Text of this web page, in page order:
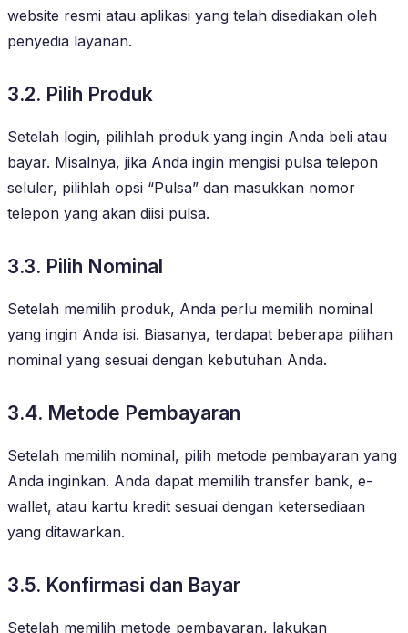
website resmi atau aplikasi yang telah disediakan oleh
penyedia layanan.
3.2. Pilih Produk
Setelah login, pilihlah produk yang ingin Anda beli atau
bayar. Misalnya, jika Anda ingin mengisi pulsa telepon
seluler, pilihlah opsi “Pulsa” dan masukkan nomor
telepon yang akan diisi pulsa.
3.3. Pilih Nominal
Setelah memilih produk, Anda perlu memilih nominal
yang ingin Anda isi. Biasanya, terdapat beberapa pilihan
nominal yang sesuai dengan kebutuhan Anda.
3.4. Metode Pembayaran
Setelah memilih nominal, pilih metode pembayaran yang
Anda inginkan. Anda dapat memilih transfer bank, e-
wallet, atau kartu kredit sesuai dengan ketersediaan
yang ditawarkan.
3.5. Konfirmasi dan Bayar
Setelah memilih metode pembayaran, lakukan